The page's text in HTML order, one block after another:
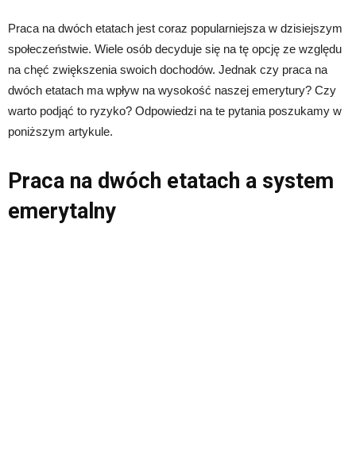
Praca na dwóch etatach jest coraz popularniejsza w dzisiejszym
społeczeństwie. Wiele osób decyduje się na tę opcję ze względu
na chęć zwiększenia swoich dochodów. Jednak czy praca na
dwóch etatach ma wpływ na wysokość naszej emerytury? Czy
warto podjąć to ryzyko? Odpowiedzi na te pytania poszukamy w
poniższym artykule.
Praca na dwóch etatach a system
emerytalny